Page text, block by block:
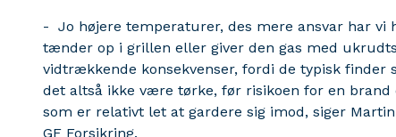
- Jo højere temperaturer, des mere ansvar har vi
tænder op i grillen eller giver den gas med
vidtrækkende konsekvenser, fordi de typisk finder
det altså ikke være tørke, før risikoen for en
som er relativt let at gardere sig imod, siger
GF Forsikring.